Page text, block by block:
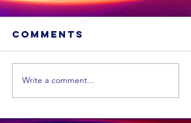
Suid-
Afrikaners
Comments
Write a comment...